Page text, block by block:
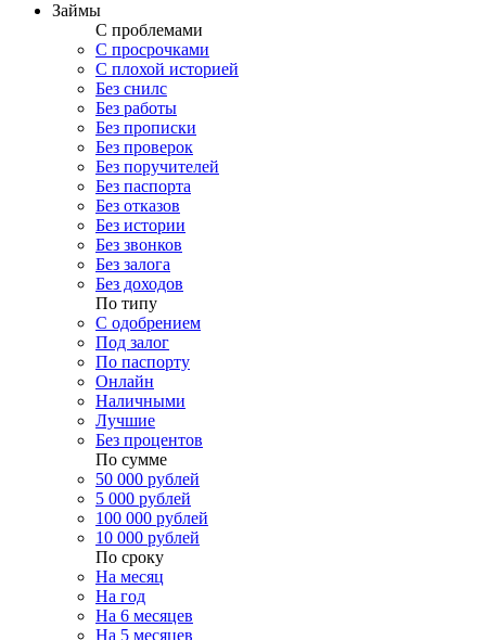
Займы
С проблемами
С просрочками
С плохой историей
Без снилс
Без работы
Без прописки
Без проверок
Без поручителей
Без паспорта
Без отказов
Без истории
Без звонков
Без залога
Без доходов
По типу
С одобрением
Под залог
По паспорту
Онлайн
Наличными
Лучшие
Без процентов
По сумме
50 000 рублей
5 000 рублей
100 000 рублей
10 000 рублей
По сроку
На месяц
На год
На 6 месяцев
На 5 месяцев